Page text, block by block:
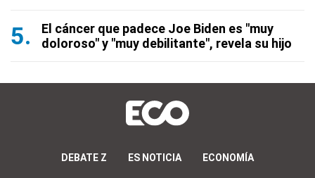
El cáncer que padece Joe Biden es "muy
doloroso" y "muy debilitante", revela su hijo
DEBATE Z ES NOTICIA ECONOMÍA